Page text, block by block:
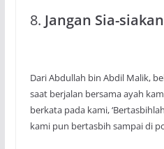
8. Jangan Sia-
Dari Abdullah bin Abdil Malik,
saat berjalan bersama ayah
berkata pada kami,
kami pun bertasbih sampai di